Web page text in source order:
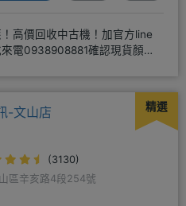
高價回收中古機！加官方line
電0938908881確認現貨顏色
精選
-文山店
(3130)
區辛亥路4段254號